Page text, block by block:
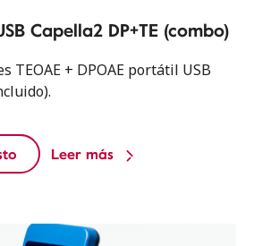
Capella2 DP+TE (combo)
TEOAE + DPOAE portátil USB
Leer más